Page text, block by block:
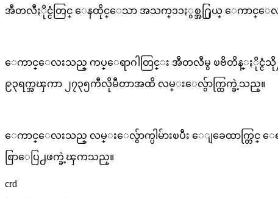
အီတလီႏိုင္ငံတြင္ ေနထိုင္ေသာ အသက္၁၁ႏွစ္အ႐ြယ္ ေကာင္ေလးသ
ေကာင္ေလးသည္ ကပ္ေရာဂါတြင္း အီတလီမွ ၿဗိတိန္ႏိုင္ငံသို႔ ပ်ံသ
၉၃ရက္အၾကာ ၂၇၃၅ကီလိုမီတာအထိ လမ္းေလွ်ာက္ထြက္ခဲ့သည္။
ေကာင္ေလးသည္ လမ္းေလွ်ာက္ပါမ်ားၿပီး ေျခေထာက္တြင္ ေရ
စြာေပြ႕ဖက္ခဲ့ၾကသည္။
crd